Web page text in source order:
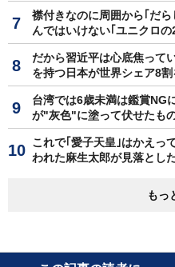
襟付きなのに周囲から｢だ
んではいけない｢ユニクロ
だから習近平は心底焦って
を持つ日本が世界シェア8
台湾では6歳未満は鑑賞NG
が"灰色"に塗って伏せたも
これで｢愛子天皇｣はかえっ
われた麻生太郎が見落とし
もっ